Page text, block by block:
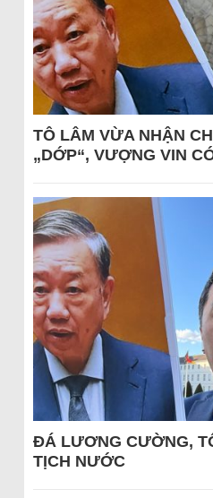
TÔ LÂM VỪA NHẬN
„DỚP“, VƯỢNG VIN
ĐÁ LƯƠNG CƯỜNG,
TỊCH NƯỚC